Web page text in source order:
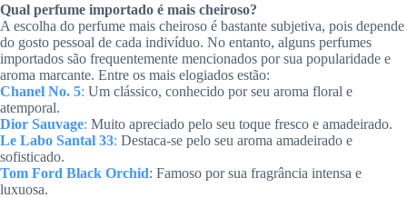
Qual perfume importado é mais cheiroso?
A escolha do perfume mais cheiroso é bastante subjetiva, pois depende
do gosto pessoal de cada indivíduo. No entanto, alguns perfumes
importados são frequentemente mencionados por sua popularidade e
aroma marcante. Entre os mais elogiados estão:
Chanel No. 5: Um clássico, conhecido por seu aroma floral e
atemporal.
Dior Sauvage: Muito apreciado pelo seu toque fresco e amadeirado.
Le Labo Santal 33: Destaca-se pelo seu aroma amadeirado e
sofisticado.
Tom Ford Black Orchid: Famoso por sua fragrância intensa e
luxuosa.